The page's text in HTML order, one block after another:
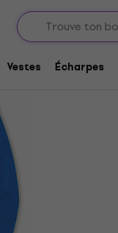
Vestes Écharpes